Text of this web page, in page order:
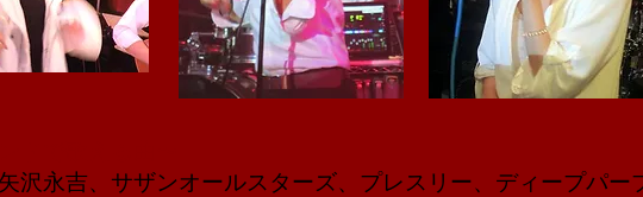
沢永吉、サザンオールスターズ、プレスリー、ディープパ